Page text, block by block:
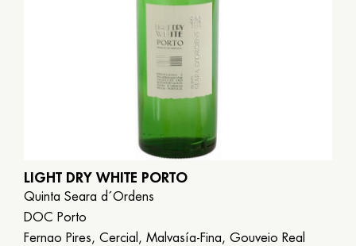
LIGHT DRY WHITE PORTO
Quinta Seara d´Ordens
DOC Porto
Fernao Pires, Cercial, Malvasía-Fina, Gouveio Real